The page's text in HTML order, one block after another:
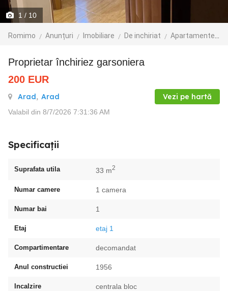
1 / 10
Romimo Anunțuri Imobiliare De inchiriat Apartamente de inchiriat
Proprietar închiriez garsoniera
200 EUR
Arad, Arad Vezi pe hartă
Valabil din 8/7/2026 7:31:36 AM
Specificații
Suprafata utila 33 m2
Numar camere 1 camera
Numar bai 1
Etaj etaj 1
Compartimentare decomandat
Anul constructiei 1956
Incalzire centrala bloc